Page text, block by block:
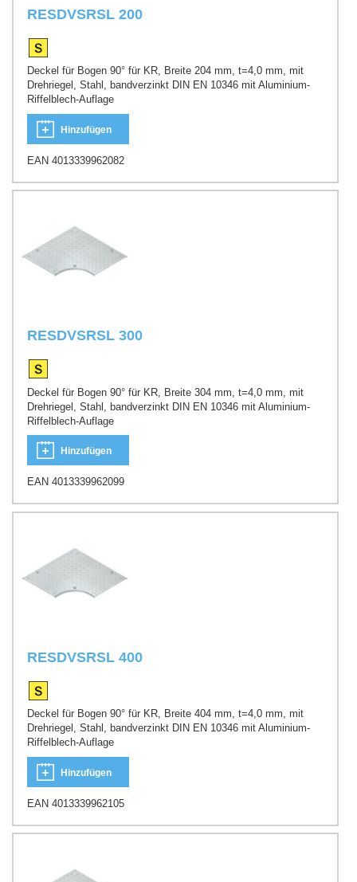
RESDVSRSL 200
Deckel für Bogen 90° für KR, Breite 204 mm, t=4,0 mm, mit
Drehriegel, Stahl, bandverzinkt DIN EN 10346 mit Aluminium-
Riffelblech-Auflage
Hinzufügen
EAN 4013339962082
RESDVSRSL 300
Deckel für Bogen 90° für KR, Breite 304 mm, t=4,0 mm, mit
Drehriegel, Stahl, bandverzinkt DIN EN 10346 mit Aluminium-
Riffelblech-Auflage
Hinzufügen
EAN 4013339962099
RESDVSRSL 400
Deckel für Bogen 90° für KR, Breite 404 mm, t=4,0 mm, mit
Drehriegel, Stahl, bandverzinkt DIN EN 10346 mit Aluminium-
Riffelblech-Auflage
Hinzufügen
EAN 4013339962105